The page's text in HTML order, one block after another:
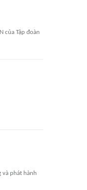
của Tập đoàn
và phát hành